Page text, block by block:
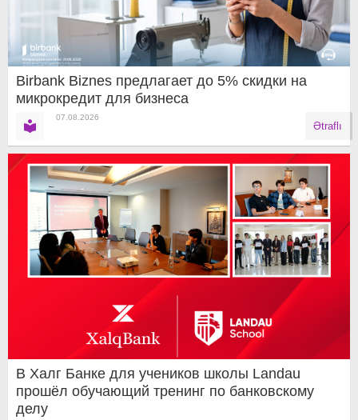
Birbank Biznes предлагает до 5% скидки на
микрокредит для бизнеса
07.08.2026
Ətraflı
В Халг Банке для учеников школы Landau
прошёл обучающий тренинг по банковскому
делу